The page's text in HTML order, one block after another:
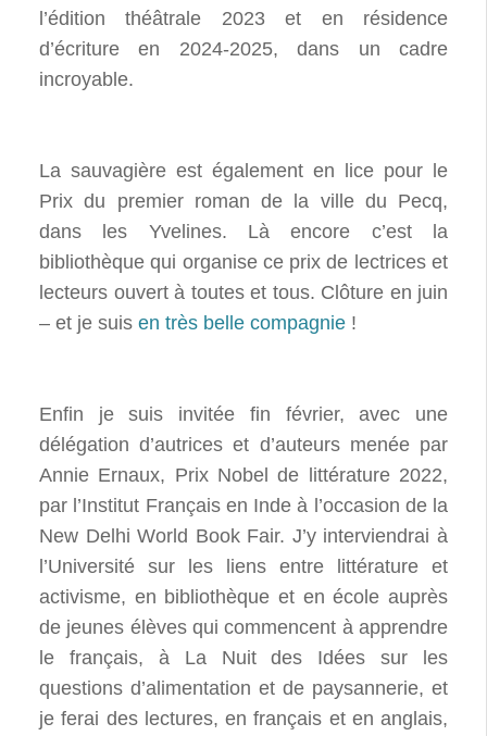
l’édition théâtrale 2023 et en résidence
d’écriture en 2024-2025, dans un cadre
incroyable.
La sauvagière est également en lice pour le
Prix du premier roman de la ville du Pecq,
dans les Yvelines. Là encore c’est la
bibliothèque qui organise ce prix de lectrices et
lecteurs ouvert à toutes et tous. Clôture en juin
– et je suis en très belle compagnie !
Enfin je suis invitée fin février, avec une
délégation d’autrices et d’auteurs menée par
Annie Ernaux, Prix Nobel de littérature 2022,
par l’Institut Français en Inde à l’occasion de la
New Delhi World Book Fair. J’y interviendrai à
l’Université sur les liens entre littérature et
activisme, en bibliothèque et en école auprès
de jeunes élèves qui commencent à apprendre
le français, à La Nuit des Idées sur les
questions d’alimentation et de paysannerie, et
je ferai des lectures, en français et en anglais,